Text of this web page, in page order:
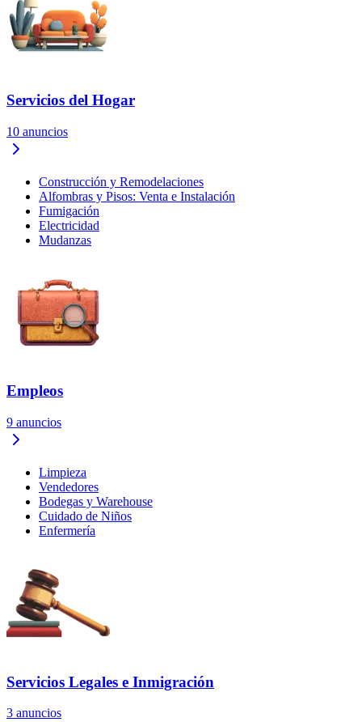
Servicios del Hogar
10 anuncios
Construcción y Remodelaciones
Alfombras y Pisos: Venta e Instalación
Fumigación
Electricidad
Mudanzas
Empleos
9 anuncios
Limpieza
Vendedores
Bodegas y Warehouse
Cuidado de Niños
Enfermería
Servicios Legales e Inmigración
3 anuncios